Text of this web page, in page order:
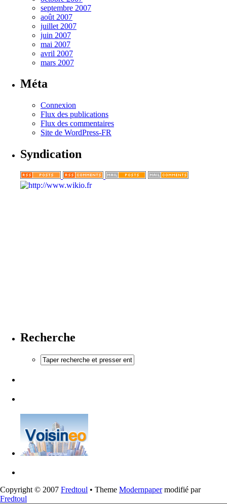
septembre 2007
août 2007
juillet 2007
juin 2007
mai 2007
avril 2007
mars 2007
Méta
Connexion
Flux des publications
Flux des commentaires
Site de WordPress-FR
Syndication
Recherche
Copyright © 2007 Fredtoul • Theme Modernpapermodifié par
Fredtoul